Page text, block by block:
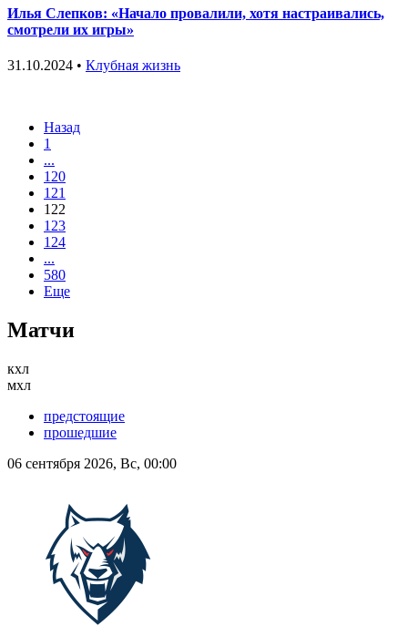
Илья Слепков: «Начало провалили, хотя настраивались,
смотрели их игры»
31.10.2024 • Клубная жизнь
Назад
1
...
120
121
122
123
124
...
580
Еще
Матчи
кхл
мхл
предстоящие
прошедшие
06 сентября 2026, Вс, 00:00